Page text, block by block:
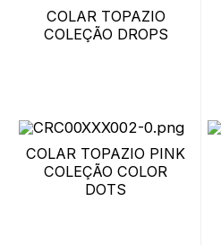
COLAR TOPAZIO
COLEÇÃO DROPS
COLAR TOPAZIO PINK
COLEÇÃO COLOR
DOTS